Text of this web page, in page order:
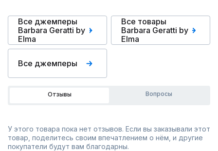
Все джемперы
Barbara Geratti by
Elma
Все товары
Barbara Geratti by
Elma
Все джемперы
Отзывы Вопросы
У этого товара пока нет отзывов. Если вы заказывали этот
товар, поделитесь своим впечатлением о нём, и другие
покупатели будут вам благодарны.